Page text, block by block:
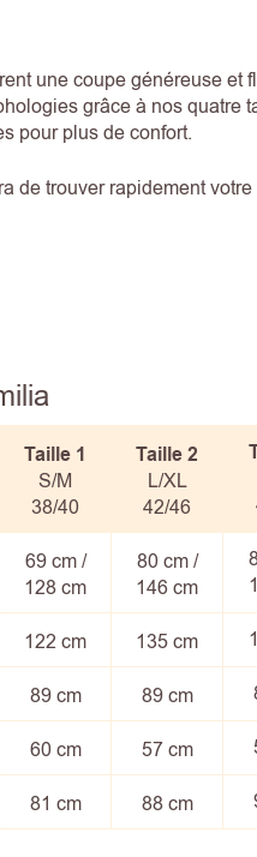
une coupe généreuse et
grâce à nos quatre
pour plus de confort.
de trouver rapidement votre
Taille 1
S/M
38/40
Taille2
L/XL
42/46
69 cm /
128 cm
80 cm /
146 cm
122 cm 135 cm
89 cm 89 cm
60 cm 57 cm
81 cm 88 cm